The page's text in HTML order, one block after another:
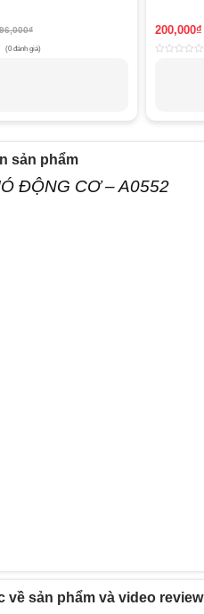
₫
(0 đánh giá)
200,000₫
sản phẩm
ĐỘNG CƠ – A0552
về sản phẩm và video review